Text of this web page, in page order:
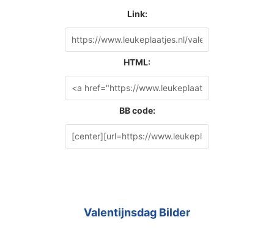
Link:
HTML:
BB code:
Valentijnsdag Bilder